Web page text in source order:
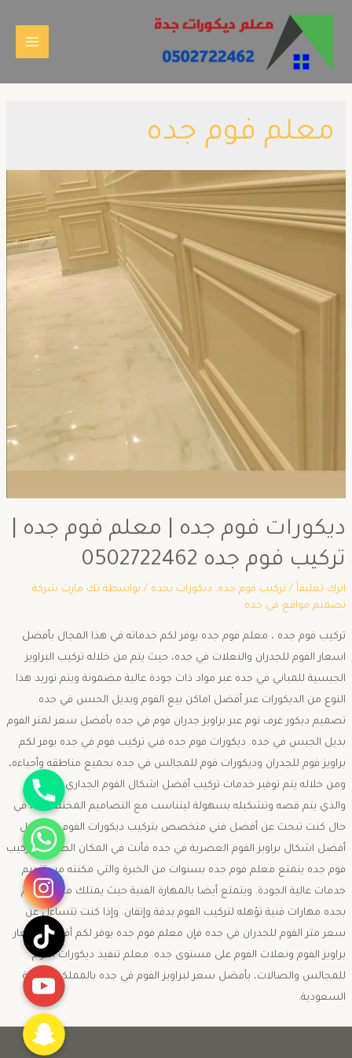
معلم فوم جده
ديكورات فوم جده | معلم فوم جده |
تركيب فوم جده 0502722462
اترك تعليقاً / تركيب فوم جده, ديكورات بجده / بواسطة تك مارت شركة
تصميم مواقع في جده
تركيب فوم جده ، معلم فوم جده يوفر لكم خدماته في هذا المجال بأفضل
اسعار الفوم للجدران والنعلات في جده، حيث يتم من خلاله تركيب البراويز
الجبسية للمباني في جده عبر مواد ذات جودة عالية مضمونة ويتم توريد هذا
النوع من الديكورات عبر أفضل اماكن بيع الفوم وبديل الجبس في جده.
تصميم ديكور غرف نوم عبر براويز جدران فوم في جده بأفضل سعر لمتر الفوم
بديل الجبس في جده. ديكورات فوم جده فني تركيب فوم في جده يوفر لكم
براويز فوم للجدران وديكورات فوم للمجالس في جده بجميع مناطقه وأحياءه،
ومن خلاله يتم توفير خدمات تركيب أفضل اشكال الفوم الجداري في جده،
والذي يتم قصه وتشكيله بسهولة ليتناسب مع التصاميم المختلفة. لذا في
حال كنت تبحث عن أفضل فني متخصص بتركيب ديكورات الفوم من خلال
أفضل اشكال براويز الفوم العصرية في جده فأنت في المكان الصحيح. تركيب
فوم جده يتمتع معلم فوم جده بسنوات من الخبرة والتي مكنته من تقديم
خدمات عالية الجودة. ويتمتع أيضا بالمهارة الفنية حيث يمتلك معلم الفوم
بجده مهارات فنية تؤهله لتركيب الفوم بدقة وإتقان. وإذا كنت تتساءل عن
سعر متر الفوم للجدران في جده فإن معلم فوم جده يوفر لكم أفضل اسعار
براويز الفوم ونعلات الفوم على مستوى جده. معلم تنفيذ ديكورات الفوم
للمجالس والصالات، بأفضل سعر لبراويز الفوم في جده بالمملكة العربية
السعودية.
جوال
واتساب
انستقرام
تيك توك
يوتيوب
Snapchat